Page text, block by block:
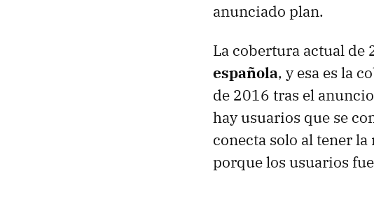
anunciado plan.
La cobertura actual de
española, y esa es la
de 2016 tras el
hay usuarios que se
conecta solo al tener
porque los usuarios